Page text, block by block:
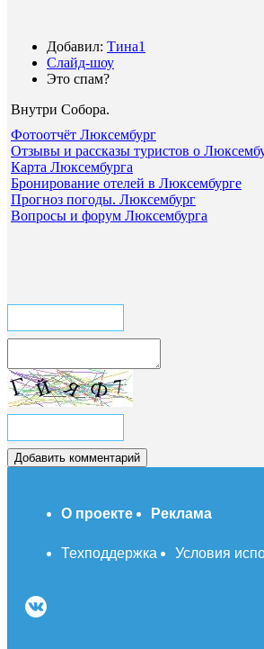
Добавил: Тина1
Слайд-шоу
Это спам?
Внутри Собора.
Фотоотчёт Люксембург
Отзывы и рассказы туристов о
Карта Люксембурга
Бронирование отелей в Люксембурге
Прогноз погоды. Люксембург
Вопросы и форум Люксембурга
О проекте Реклама
Техподдержка Условия